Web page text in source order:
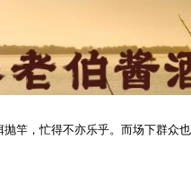
抛竿 ，忙得不亦乐乎。而场下群众